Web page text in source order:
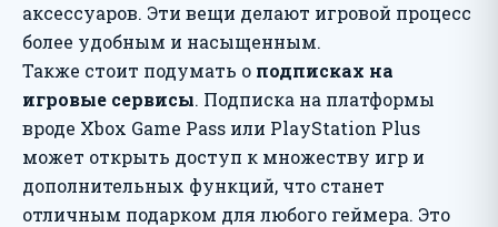
аксессуаров. Эти вещи делают игровой процесс
более удобным и насыщенным.
Также стоит подумать о подписках на
игровые сервисы. Подписка на платформы
вроде Xbox Game Pass или PlayStation Plus
может открыть доступ к множеству игр и
дополнительных функций, что станет
отличным подарком для любого геймера. Это